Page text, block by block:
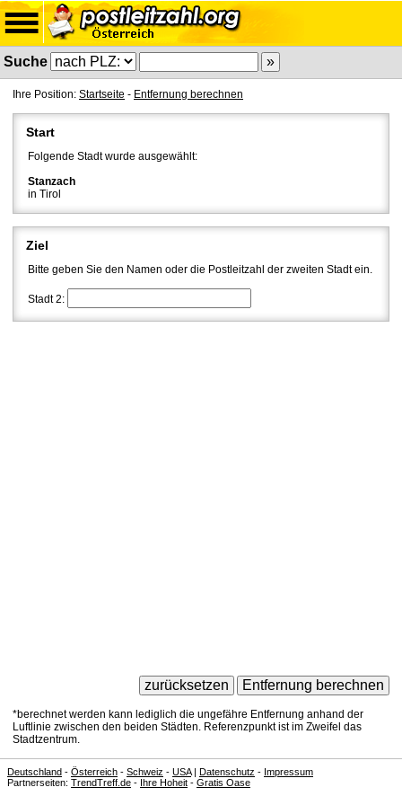
Suche
Ihre Position: Startseite - Entfernung berechnen
Start
Folgende Stadt wurde ausgewählt:
Stanzach
in Tirol
Ziel
Bitte geben Sie den Namen oder die Postleitzahl der zweiten Stadt ein.
Stadt 2:
*berechnet werden kann lediglich die ungefähre Entfernung anhand der
Luftlinie zwischen den beiden Städten. Referenzpunkt ist im Zweifel das
Stadtzentrum.
Deutschland - Österreich - Schweiz - USA| Datenschutz - Impressum
Partnerseiten: TrendTreff.de - Ihre Hoheit - Gratis Oase